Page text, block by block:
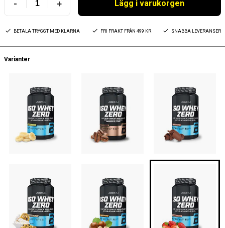
- + Lägg i varukorgen
BETALA TRYGGT MED KLARNA FRI FRAKT FRÅN 499 KR SNABBA LEVERANSER
Varianter